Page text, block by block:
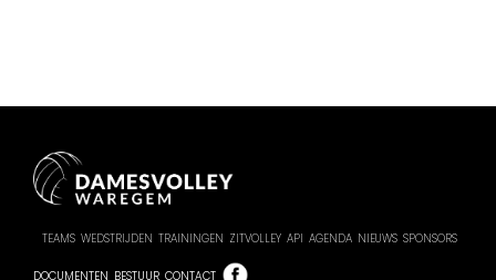
TEAMS WEDSTRIJDEN TRAININGEN ZITVOLLEY API AGENDA NIEUWS SPONSORS
DOCUMENTEN BESTUUR CONTACT